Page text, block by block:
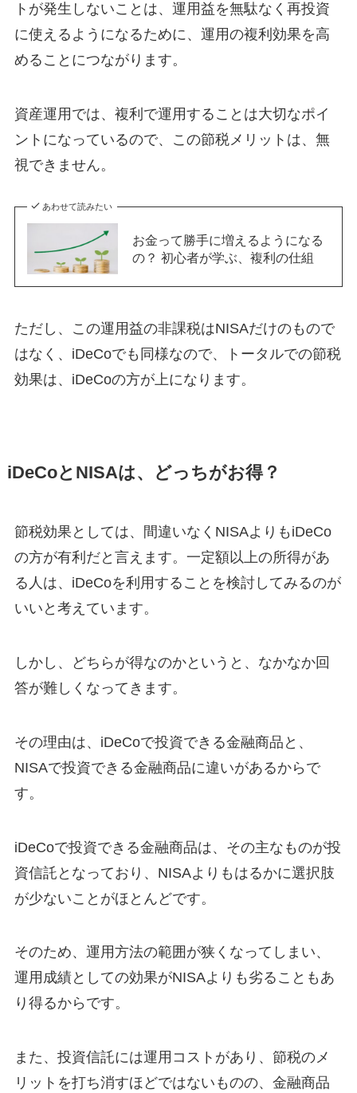
トが発生しないことは、運用益を無駄なく再投資
に使えるようになるために、運用の複利効果を高
めることにつながります。
資産運用では、複利で運用することは大切なポイ
ントになっているので、この節税メリットは、無
視できません。
あわせて読みたい
お金って勝手に増えるようになる
の？ 初心者が学ぶ、複利の仕組
ただし、この運用益の非課税はNISAだけのもので
はなく、iDeCoでも同様なので、トータルでの節税
効果は、iDeCoの方が上になります。
iDeCoとNISAは、どっちがお得？
節税効果としては、間違いなくNISAよりもiDeCo
の方が有利だと言えます。一定額以上の所得があ
る人は、iDeCoを利用することを検討してみるのが
いいと考えています。
しかし、どちらが得なのかというと、なかなか回
答が難しくなってきます。
その理由は、iDeCoで投資できる金融商品と、
NISAで投資できる金融商品に違いがあるからで
す。
iDeCoで投資できる金融商品は、その主なものが投
資信託となっており、NISAよりもはるかに選択肢
が少ないことがほとんどです。
そのため、運用方法の範囲が狭くなってしまい、
運用成績としての効果がNISAよりも劣ることもあ
り得るからです。
また、投資信託には運用コストがあり、節税のメ
リットを打ち消すほどではないものの、金融商品